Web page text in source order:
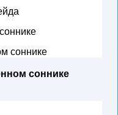
соннике
соннике